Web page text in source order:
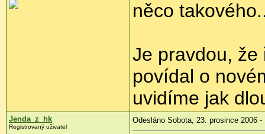
něco
Je pravdou, že
povídal o
uvidíme jak
Jenda_z_hk
Registrovaný uživatel
Odesláno Sobota, 23. prosince 2006 -